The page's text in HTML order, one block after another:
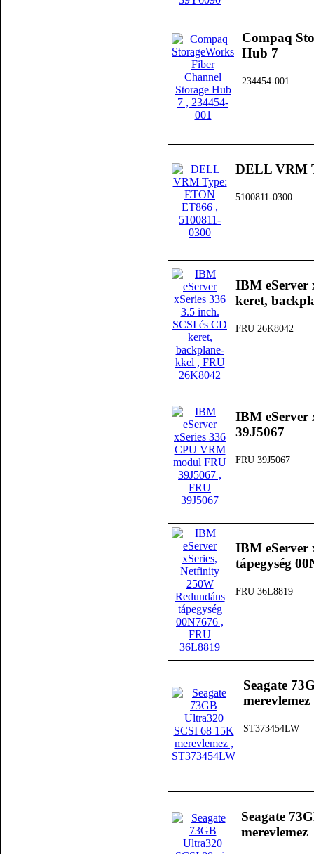
Compaq
Hub 7
234454-001
DELL VRM
5100811-0300
IBM eServer
keret,
FRU 26K8042
IBM eServer
39J5067
FRU 39J5067
IBM eServer
tápegység
FRU 36L8819
Seagate
merevlemez
ST373454LW
Seagate
merevlemez